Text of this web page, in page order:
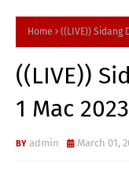
Home ((LIVE)) Sidang
((LIVE))
1 Mac
admin March 01,